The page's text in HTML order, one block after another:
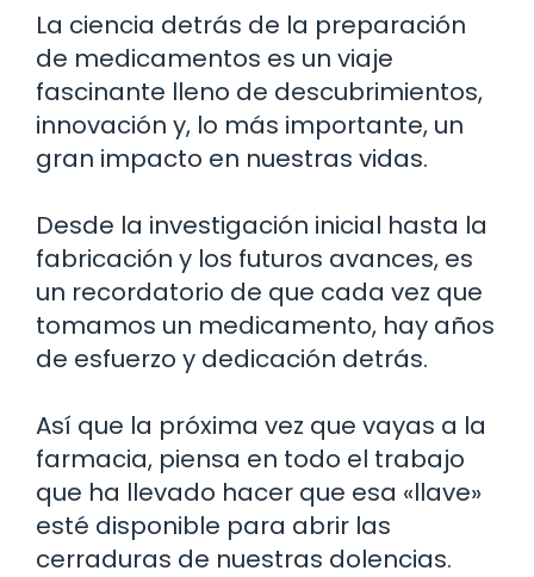
La ciencia detrás de la preparación
de medicamentos es un viaje
fascinante lleno de descubrimientos,
innovación y, lo más importante, un
gran impacto en nuestras vidas.
Desde la investigación inicial hasta la
fabricación y los futuros avances, es
un recordatorio de que cada vez que
tomamos un medicamento, hay años
de esfuerzo y dedicación detrás.
Así que la próxima vez que vayas a la
farmacia, piensa en todo el trabajo
que ha llevado hacer que esa «llave»
esté disponible para abrir las
cerraduras de nuestras dolencias.